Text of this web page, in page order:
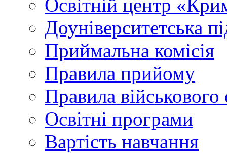
Освітній центр
Доуніверситетська
Приймальна комісія
Правила прийому
Правила військового
Освітні програми
Вартість навчання